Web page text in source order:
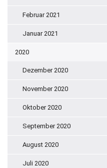
Februar 2021
Januar 2021
2020
Dezember 2020
November 2020
Oktober 2020
September 2020
August 2020
Juli 2020